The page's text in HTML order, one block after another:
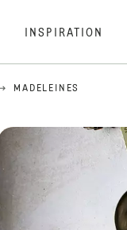
INSPIRATION
MADELEINES